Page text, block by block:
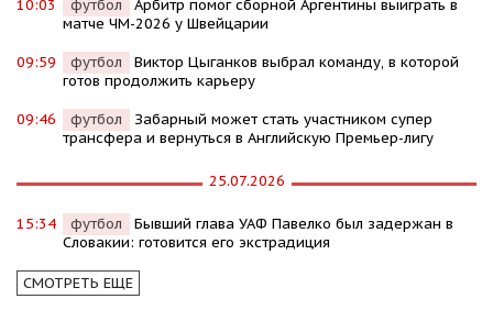
10:03 футбол
Арбитр помог сборной Аргентины выиграть в
матче ЧМ-2026 у Швейцарии
09:59 футбол
Виктор Цыганков выбрал команду, в которой
готов продолжить карьеру
09:46 футбол
Забарный может стать участником супер
трансфера и вернуться в Английскую Премьер-лигу
25.07.2026
15:34 футбол
Бывший глава УАФ Павелко был задержан в
Словакии: готовится его экстрадиция
СМОТРЕТЬ ЕЩЕ